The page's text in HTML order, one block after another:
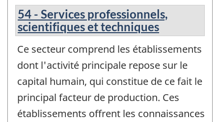
54 - Services professionnels,
scientifiques et techniques
Ce secteur comprend les établissements
dont l'activité principale repose sur le
capital humain, qui constitue de ce fait le
principal facteur de production. Ces
établissements offrent les connaissances